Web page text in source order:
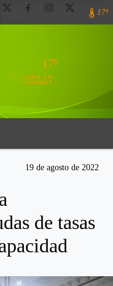
17º
17º
EL CLIMA EN
CAMPANA
19 de agosto de 2022
de tasas